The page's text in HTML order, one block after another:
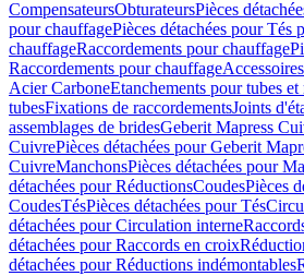
CompensateursObturateursPièces
pour chauffagePièces détachées pour Tés
chauffageRaccordements pour chauffage
Raccordements pour chauffage
Acier CarboneEtanchements pour tubes et
tubesFixations de raccordementsJoints
assemblages de bridesGeberit Mapress
CuivrePièces détachées pour Geberit
CuivreManchonsPièces détachées pour
détachées pour RéductionsCoudesPièces
CoudesTésPièces détachées pour Tés
détachées pour Circulation interne
détachées pour Raccords en croix
détachées pour Réductions indémontables